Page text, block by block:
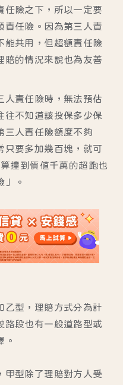
任險之下，所以一定要
責任險。因為第三人責
能共用，但超額責任險
賠的情況來說也為友善
人責任險時，無法預估
往不知道該投保多少保
三人責任險額度不夠
只要多加幾百塊，就可
撞到價值千萬的超跑也
」。
乙型，理賠方式分為計
路段也有一般道路型或
。
甲型除了理賠對方人受